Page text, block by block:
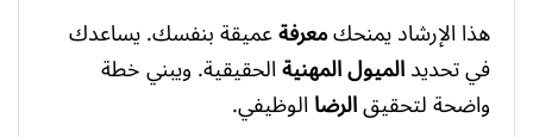
هذا الإرشاد يمنحكمعرفةعميقة بنفسك. يساعدك
في تحديدالميول المهنيةالحقيقية. ويبني خطة
واضحة لتحقيقالرضاالوظيفي.